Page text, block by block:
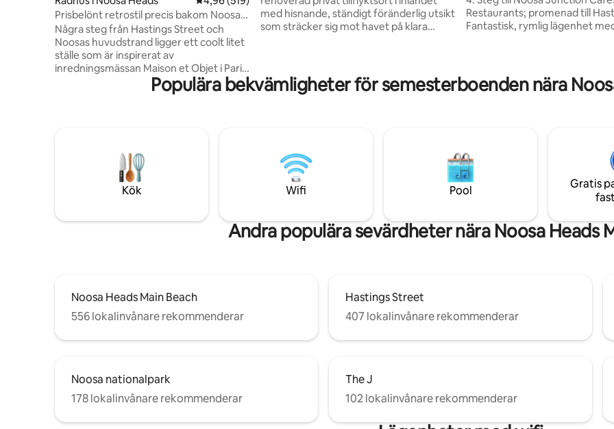
Prisbelönt retrostil precis bakom Noosa
Beach!
Några steg från Hastings Street och
Noosas huvudstrand ligger ett coolt litet
ställe som är inspirerat av
inredningsmässan Maison et Objet i Paris.
Med allt mainstream-hype är det lätt att
glömma att Noosa är en otroligt
människor som älskar att vara här, som
anser att Noosa inte bara bör vara en
fristad av naturlig skönhet, utan också en
plats av skönhet genom design.
med hisnande, ständigt föränderlig utsikt
som sträcker sig mot havet på klara
spis, Nespresso-kaffemaskin, lyxiga
sängar som gäster älskar och alla
fantastiska bröllopsplatser i inlandet.
Restaurants; promenad till
Fantastisk, rymlig lägenhet
de mysiga sofforna och
ner till Hastings för en middag
den intilliggande Noosa
Njut av tropiska Noosa
Populära bekvämligheter för semesterboenden nära
Kök Wifi Pool
Gratis
Andra populära sevärdheter nära Noosa Heads
Noosa Heads Main Beach
556 lokalinvånare rekommenderar
Hastings Street
407 lokalinvånare rekommenderar
Noosa nationalpark
178 lokalinvånare rekommenderar
The J
102 lokalinvånare rekommenderar